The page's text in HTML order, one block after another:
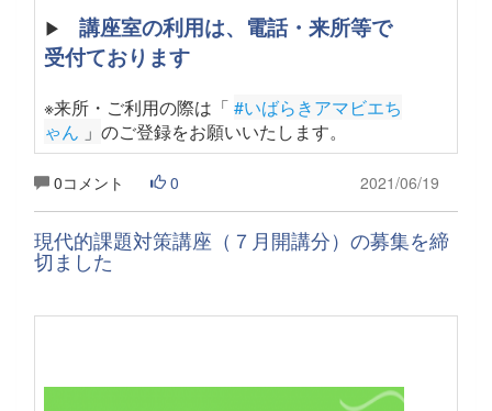
▶ 講座室の利用は、電話・来所等で
受付ております
※来所・ご利用の際は「 #いばらきアマビエち
ゃん 」 のご登録をお願いいたします。
0コメント 0 2021/06/19
現代的課題対策講座（７月開講分）の募集を締
切ました